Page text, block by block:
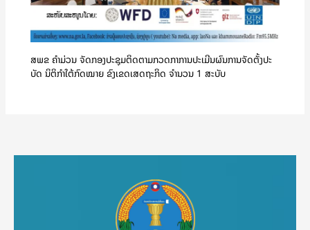
ສພຂ ຄໍາມ່ວນ ຈັດກອງປະຊຸມຕິດຕາມກວດກາການປະເມີນຜົນການຈັດຕັ້ງປະ
ບັດ ນິຕິກຳໃຕ້ກົດໝາຍ ຂົງເຂດເສດຖະກິດ ຈໍານວນ 1 ສະບັບ